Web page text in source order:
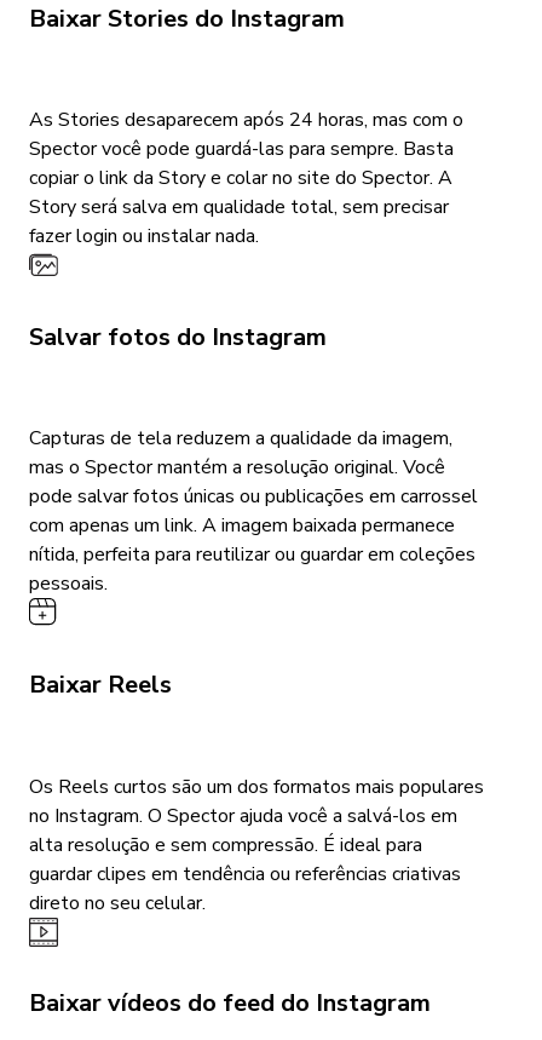
Baixar Stories do Instagram
As Stories desaparecem após 24 horas, mas com o
Spector você pode guardá-las para sempre. Basta
copiar o link da Story e colar no site do Spector. A
Story será salva em qualidade total, sem precisar
fazer login ou instalar nada.
Salvar fotos do Instagram
Capturas de tela reduzem a qualidade da imagem,
mas o Spector mantém a resolução original. Você
pode salvar fotos únicas ou publicações em carrossel
com apenas um link. A imagem baixada permanece
nítida, perfeita para reutilizar ou guardar em coleções
pessoais.
Baixar Reels
Os Reels curtos são um dos formatos mais populares
no Instagram. O Spector ajuda você a salvá-los em
alta resolução e sem compressão. É ideal para
guardar clipes em tendência ou referências criativas
direto no seu celular.
Baixar vídeos do feed do Instagram